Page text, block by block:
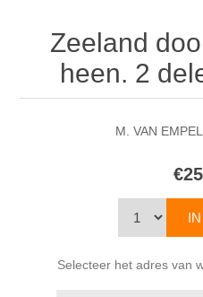
Zeeland
heen. 2
M. VAN
Selecteer het adres van